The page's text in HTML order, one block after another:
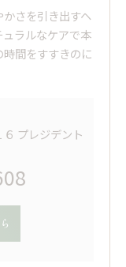
さを引き出すヘ
ラルなケアで本
間をすすきのに
プレジデント